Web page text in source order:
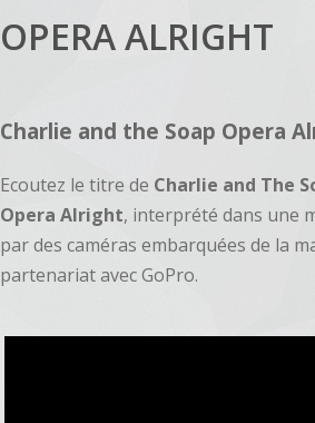
OPERA ALRIGHT
Charlie and the Soap Opera
Ecoutez le titre de Charlie and The
Opera Alright, interprété dans une
par des caméras embarquées de la
partenariat avec GoPro.